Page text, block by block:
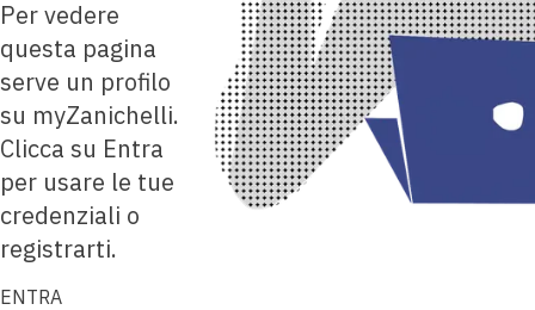
Per vedere
questa pagina
serve un profilo
su myZanichelli.
Clicca su Entra
per usare le tue
credenziali o
registrarti.
ENTRA